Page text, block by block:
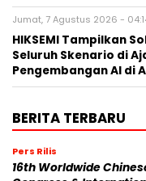
Jumat, 7 Agustus 2026 -
HIKSEMI Tampilkan
Seluruh Skenario di
Pengembangan AI di
BERITA TERBARU
Pers Rilis
16th Worldwide